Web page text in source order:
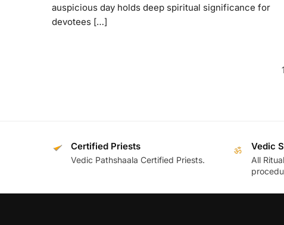
auspicious day holds deep spiritual significance for
devotees […]
1
Certified Priests
Vedic Pathshaala Certified Priests.
Vedic
All
ॐ